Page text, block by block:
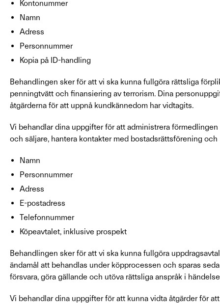
Kontonummer
Namn
Adress
Personnummer
Kopia på ID-handling
Behandlingen sker för att vi ska kunna fullgöra rättsliga
penningtvätt och finansiering av terrorism. Dina
åtgärderna för att uppnå kundkännedom har vidtagits.
Vi behandlar dina uppgifter för att administrera
och säljare, hantera kontakter med bostadsrättsförening
Namn
Personnummer
Adress
E-postadress
Telefonnummer
Köpeavtalet, inklusive prospekt
Behandlingen sker för att vi ska kunna fullgöra
ändamål att behandlas under köpprocessen och sparas
försvara, göra gällande och utöva rättsliga anspråk i
Vi behandlar dina uppgifter för att kunna vidta åtgärder för